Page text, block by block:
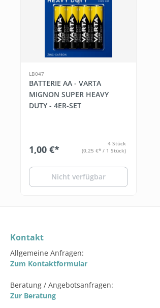
LB047
BATTERIE AA - VARTA
MIGNON SUPER HEAVY
DUTY - 4ER-SET
1,00 €*
4 Stück
(0,25 €* / 1 Stück)
Nicht verfügbar
Kontakt
Allgemeine Anfragen:
Zum Kontaktformular
Beratung / Angebotsanfragen:
Zur Beratung